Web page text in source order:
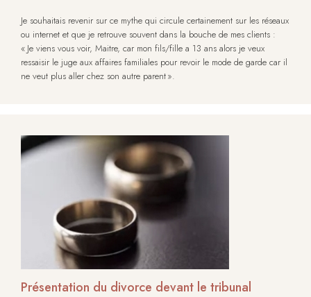
Je souhaitais revenir sur ce mythe qui circule certainement sur les réseaux
ou internet et que je retrouve souvent dans la bouche de mes clients :
« Je viens vous voir, Maitre, car mon fils/fille a 13 ans alors je veux
ressaisir le juge aux affaires familiales pour revoir le mode de garde car il
ne veut plus aller chez son autre parent ».
Présentation du divorce devant le tribunal